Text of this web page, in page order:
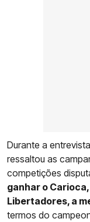
Durante a
ressaltou as
competições
ganhar o
Libertadores, a
termos do